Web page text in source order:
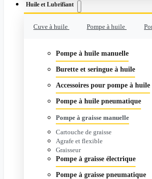
Huile et Lubrifiant
Cuve à huile Pompe à huile
Pompe à huile manuelle
Burette et seringue à huile
Accessoires pour pompe à huile
Pompe à huile pneumatique
Pompe à graisse manuelle
Cartouche de graisse
Agrafe et flexible
Graisseur
Pompe à graisse électrique
Pompe à graisse pneumatique